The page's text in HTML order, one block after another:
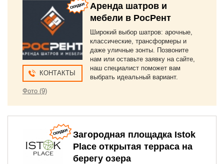
КОНТАКТЫ
Фото (9)
Аренда шатров и
мебели в РосРент
Широкий выбор шатров: арочные,
классические, трансформеры и
даже уличные зонты. Позвоните
нам или оставьте заявку на сайте,
наш специалист поможет вам
выбрать идеальный вариант.
Загородная площадка Istok
Place открытая терраса на
берегу озера